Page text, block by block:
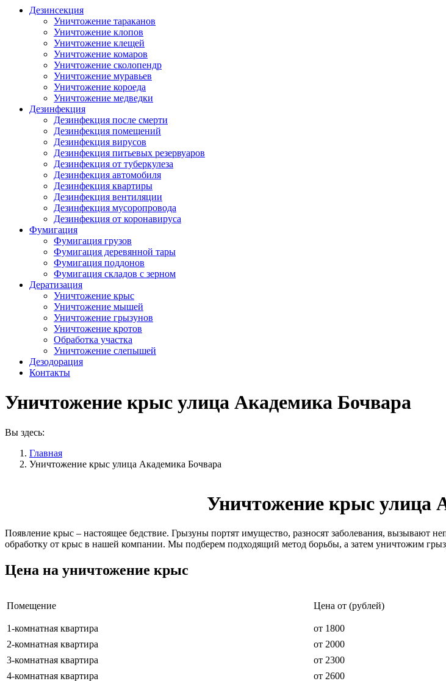
Дезинсекция
Уничтожение тараканов
Уничтожение клопов
Уничтожение клещей
Уничтожение комаров
Уничтожение сколопендр
Уничтожение муравьев
Уничтожение короеда
Уничтожение медведки
Дезинфекция
Дезинфекция после смерти
Дезинфекция помещений
Дезинфекция вирусов
Дезинфекция питьевых резервуаров
Дезинфекция от туберкулеза
Дезинфекция автомобиля
Дезинфекция квартиры
Дезинфекция вентиляции
Дезинфекция мусоропровода
Дезинфекция от коронавируса
Фумигация
Фумигация грузов
Фумигация деревянной тары
Фумигация поддонов
Фумигация складов с зерном
Дератизация
Уничтожение крыс
Уничтожение мышей
Уничтожение грызунов
Уничтожение кротов
Обработка участка
Уничтожение слепышей
Дезодорация
Контакты
Уничтожение крыс улица Академика Бочвара
Вы здесь:
Главная
Уничтожение крыс улица Академика Бочвара
Уничтожение крыс улица
Появление крыс – настоящее бедствие. Грызуны портят имущество, разносят заболевания, вызывают
обработку от крыс в нашей компании. Мы подберем подходящий метод борьбы, а затем уничтожим
Цена на уничтожение крыс
Помещение Цена от (рублей)
1-комнатная квартира
от 1800
2-комнатная квартира
от 2000
3-комнатная квартира
от 2300
4-комнатная квартира
от 2600